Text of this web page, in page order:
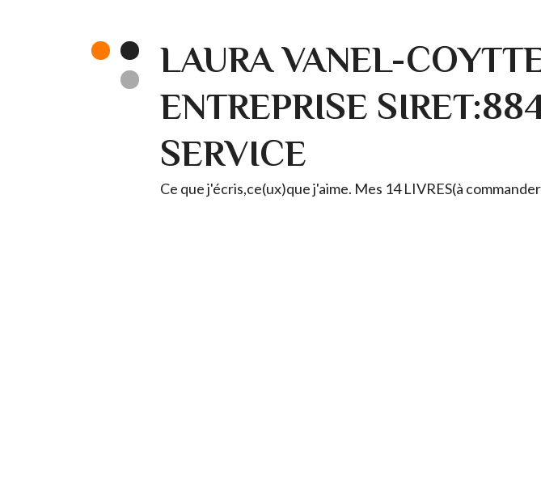
LAURA VANEL-
ENTREPRISE
SERVICE
Ce que j'écris,ce(ux)que j'aime. Mes 14 LIVRES(à